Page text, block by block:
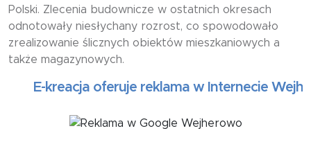
Polski. Zlecenia budownicze w ostatnich okresach
odnotowały niesłychany rozrost, co spowodowało
zrealizowanie ślicznych obiektów mieszkaniowych a
także magazynowych.
E-kreacja oferuje reklama w Internecie